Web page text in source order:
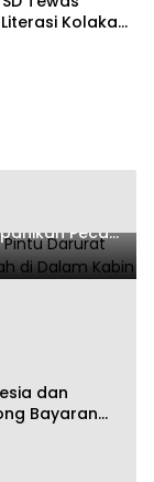
Kolaka
Pintu
Pecah
dan
Bayaran